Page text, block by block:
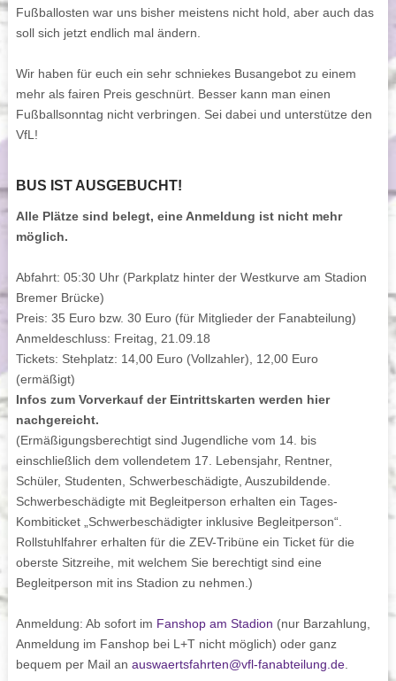
Fußballosten war uns bisher meistens nicht hold, aber auch das
soll sich jetzt endlich mal ändern.
Wir haben für euch ein sehr schniekes Busangebot zu einem
mehr als fairen Preis geschnürt. Besser kann man einen
Fußballsonntag nicht verbringen. Sei dabei und unterstütze den
VfL!
BUS IST AUSGEBUCHT!
Alle Plätze sind belegt, eine Anmeldung ist nicht mehr
möglich.
Abfahrt: 05:30 Uhr (Parkplatz hinter der Westkurve am Stadion
Bremer Brücke)
Preis: 35 Euro bzw. 30 Euro (für Mitglieder der Fanabteilung)
Anmeldeschluss: Freitag, 21.09.18
Tickets: Stehplatz: 14,00 Euro (Vollzahler), 12,00 Euro
(ermäßigt)
Infos zum Vorverkauf der Eintrittskarten werden hier
nachgereicht.
(Ermäßigungsberechtigt sind Jugendliche vom 14. bis
einschließlich dem vollendetem 17. Lebensjahr, Rentner,
Schüler, Studenten, Schwerbeschädigte, Auszubildende.
Schwerbeschädigte mit Begleitperson erhalten ein Tages-
Kombiticket „Schwerbeschädigter inklusive Begleitperson“.
Rollstuhlfahrer erhalten für die ZEV-Tribüne ein Ticket für die
oberste Sitzreihe, mit welchem Sie berechtigt sind eine
Begleitperson mit ins Stadion zu nehmen.)
Anmeldung: Ab sofort im Fanshop am Stadion (nur Barzahlung,
Anmeldung im Fanshop bei L+T nicht möglich) oder ganz
bequem per Mail an auswaertsfahrten@vfl-fanabteilung.de.